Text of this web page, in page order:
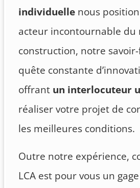
individuelle nous
acteur incontournable du
construction, notre
quête constante
offrant un interlocuteur
réaliser votre projet de
les meilleures conditions.
Outre notre expérience,
LCA est pour vous un